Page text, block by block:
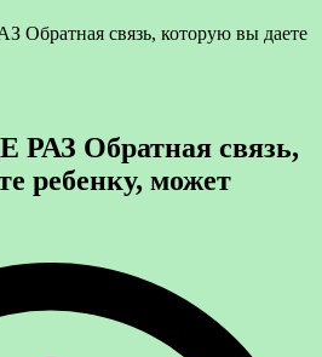
связь, которую вы даете
Обратная связь,
ребенку, может